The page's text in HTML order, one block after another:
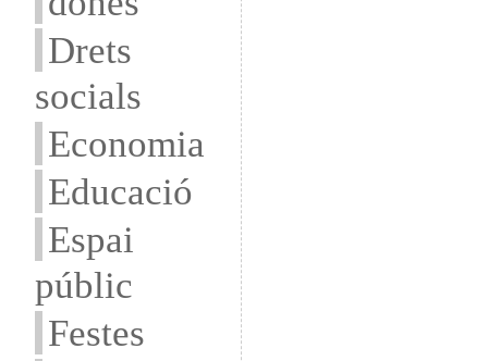
Drets
socials
Economia
Educació
Espai
públic
Festes